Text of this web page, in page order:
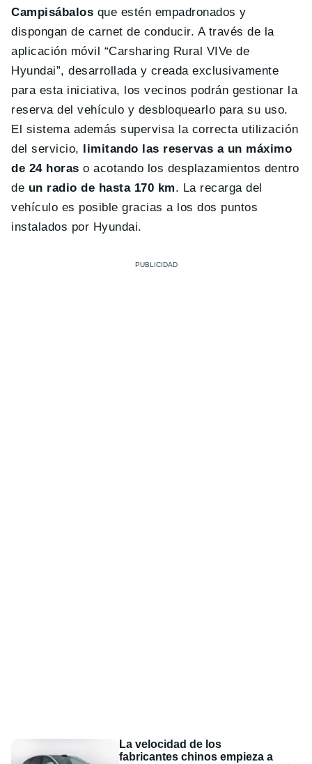
Campisábalos que estén empadronados y
dispongan de carnet de conducir. A través de la
aplicación móvil “Carsharing Rural VIVe de
Hyundai”, desarrollada y creada exclusivamente
para esta iniciativa, los vecinos podrán gestionar la
reserva del vehículo y desbloquearlo para su uso.
El sistema además supervisa la correcta utilización
del servicio, limitando las reservas a un máximo
de 24 horas o acotando los desplazamientos dentro
de un radio de hasta 170 km. La recarga del
vehículo es posible gracias a los dos puntos
instalados por Hyundai.
La velocidad de los
fabricantes chinos empieza a